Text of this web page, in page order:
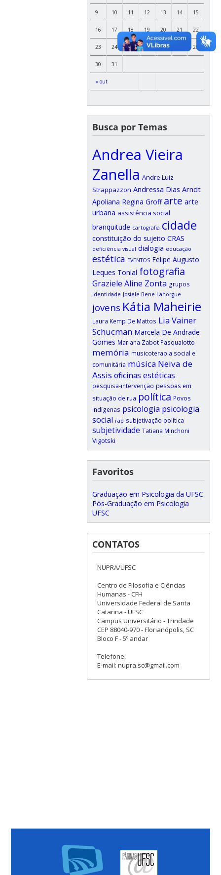
« out
9 10 11 12 13 14 15
16 17 18 19 20 21 22
23 24 25 26 27 29
30 31
Busca por Temas
Andrea Vieira
Zanella Andre Luiz
Strappazzon Andressa Dias Arndt
Apoliana Regina Groff arte arte
urbana assistência social
branquitude cartografia cidade
constituição do sujeito CRAS
deficiência visual dialogia educação
estética EVENTOS Felipe Augusto
Leques Tonial fotografia
Graziele Aline Zonta grupos
identidade Josiele Bene Lahorgue
jovens Kátia Maheirie
Laura Kemp De Mattos Lia Vainer
Schucman Marcela De Andrade
Gomes Mariana Zabot Pasqualotto
memória musicoterapia social e
comunitária música Neiva de
Assis oficinas estéticas
pesquisa-intervenção pessoas em
situação de rua política Povos
Indígenas psicologia psicologia
social rap subjetivação política
subjetividade Tatiana Minchoni
Vigotski
Favoritos
Graduação em Psicologia da UFSC
Pós-Graduação em Psicologia
UFSC
CONTATOS
NUPRA/UFSC
Centro de Filosofia e Ciências
Humanas - CFH
Universidade Federal de Santa
Catarina - UFSC
Campus Universitário - Trindade
CEP 88040-970 - Florianópolis, SC
Bloco F - 5º andar
Telefone:
E-mail: nupra.sc@gmail.com